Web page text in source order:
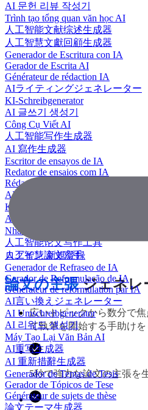
AI 문헌 리뷰 작성기
Trình tạo tổng quan văn học AI
人工智能文献综述生成器
人工智慧文獻回顧生成器
Generador de Escritura con IA
Gerador de Escrita AI
Générateur de rédaction IA
AIライティングジェネレーター
KI-Schreibgenerator
AI 글쓰기 생성기
Công Cụ Viết AI
人工智能写作生成器
AI 寫作生成器
Escritor de ensayos de IA
Redator de ensaios com IA
Rédacteur d'essais IA
AIエッセイライター
KI Essay-Schreiber
AI 에세이 작성기
Nhà văn luận văn AI
人工智能论文写作工具
人工智慧論文寫手
Generador de Refraseo de IA
Gerador de Reformulação de IA
Générateur de reformulation par IA
AI言い換えジェネレーター
AI Umschreibgenerator
AI 리워드 생성기
Máy Tạo Lại Văn Bản AI
AI重写生成器
AI 重新措辭生成器
Generador de Temas de Tesis
Gerador de Tópicos de Tese
Générateur de sujets de thèse
論文テーマ生成器
ログイン新規登録
論文の主張ジェネレ
広いトピックから数分で
て執筆を開始する手助けを
5秒で強力な論文の主張を